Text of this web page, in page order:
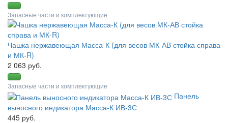
Запасные части и комплектующие
Чашка нержавеющая Масса-К (для весов МК-АВ стойка справа
и МК-R)
2 063 руб.
Запасные части и комплектующие
Панель
выносного индикатора Масса-К ИВ-3С
445 руб.